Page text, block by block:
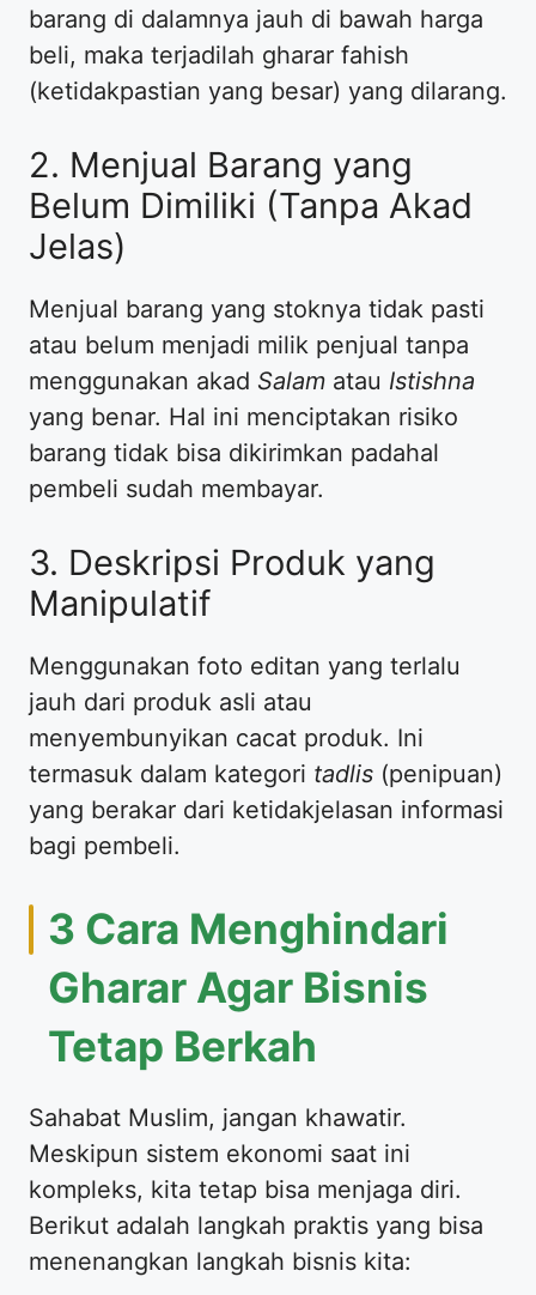
barang di dalamnya jauh di bawah harga
beli, maka terjadilah gharar fahish
(ketidakpastian yang besar) yang dilarang.
2. Menjual Barang yang
Belum Dimiliki (Tanpa Akad
Jelas)
Menjual barang yang stoknya tidak pasti
atau belum menjadi milik penjual tanpa
menggunakan akad Salam atau Istishna
yang benar. Hal ini menciptakan risiko
barang tidak bisa dikirimkan padahal
pembeli sudah membayar.
3. Deskripsi Produk yang
Manipulatif
Menggunakan foto editan yang terlalu
jauh dari produk asli atau
menyembunyikan cacat produk. Ini
termasuk dalam kategori tadlis (penipuan)
yang berakar dari ketidakjelasan informasi
bagi pembeli.
3 Cara Menghindari
Gharar Agar Bisnis
Tetap Berkah
Sahabat Muslim, jangan khawatir.
Meskipun sistem ekonomi saat ini
kompleks, kita tetap bisa menjaga diri.
Berikut adalah langkah praktis yang bisa
menenangkan langkah bisnis kita: